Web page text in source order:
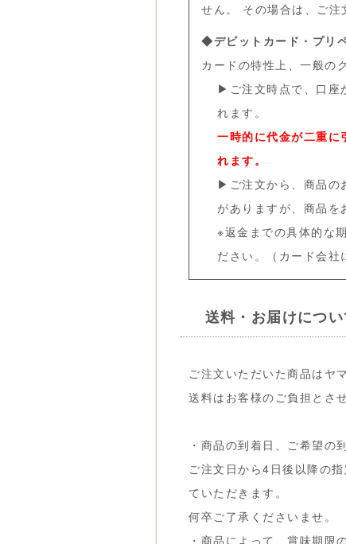
せん。 その場合は、ご注
◆デビットカード・プリ
カードの特性上、一般の
▶ ご注文時点で、口
れます。
一時的に代金が二重に
れます。
▶ ご注文から、商品
がありますが、商品を
※返金までの具体的な
ださい。（カード会社
送料・お届けについ
ご注文いただいた商品はヤ
送料はお客様のご負担とさ
・商品の到着日、ご希望の
ご注文日から4日後以降の
ていただきます。
何卒ご了承くださいませ。
・商品によって、賞味期限